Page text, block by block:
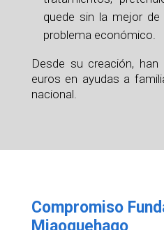
quede sin la mejor
problema económico.
Desde su creación, han
euros en ayudas a
nacional.
Compromiso
Miaoquehago